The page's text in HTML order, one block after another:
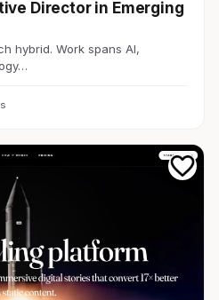
Director in Emerging
hybrid. Work spans AI,